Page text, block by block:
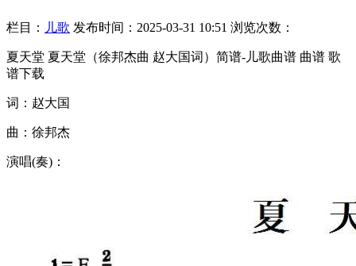
栏目： 儿歌 发布时间：2025-03-31 10:51 浏览次数：
夏天堂 夏天堂（徐邦杰曲 赵大国词）简谱-儿歌曲谱 曲谱 歌
谱下载
词：赵大国
曲：徐邦杰
演唱(奏)：